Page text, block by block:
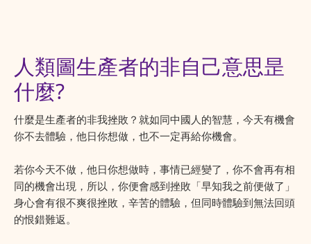
人類圖生產者的非自己意思昰
什麼?
什麼是生產者的非我挫敗？就如同中國人的智慧，今天有機會
你不去體驗，他日你想做，也不一定再給你機會。
若你今天不做，他日你想做時，事情已經變了，你不會再有相
同的機會出現，所以，你便會感到挫敗「早知我之前便做了」
身心會有很不爽很挫敗，辛苦的體驗，但同時體驗到無法回頭
的恨錯難返。